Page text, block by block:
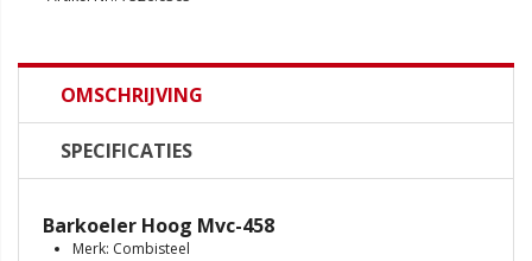
OMSCHRIJVING
SPECIFICATIES
Barkoeler Hoog Mvc-458
Merk: Combisteel